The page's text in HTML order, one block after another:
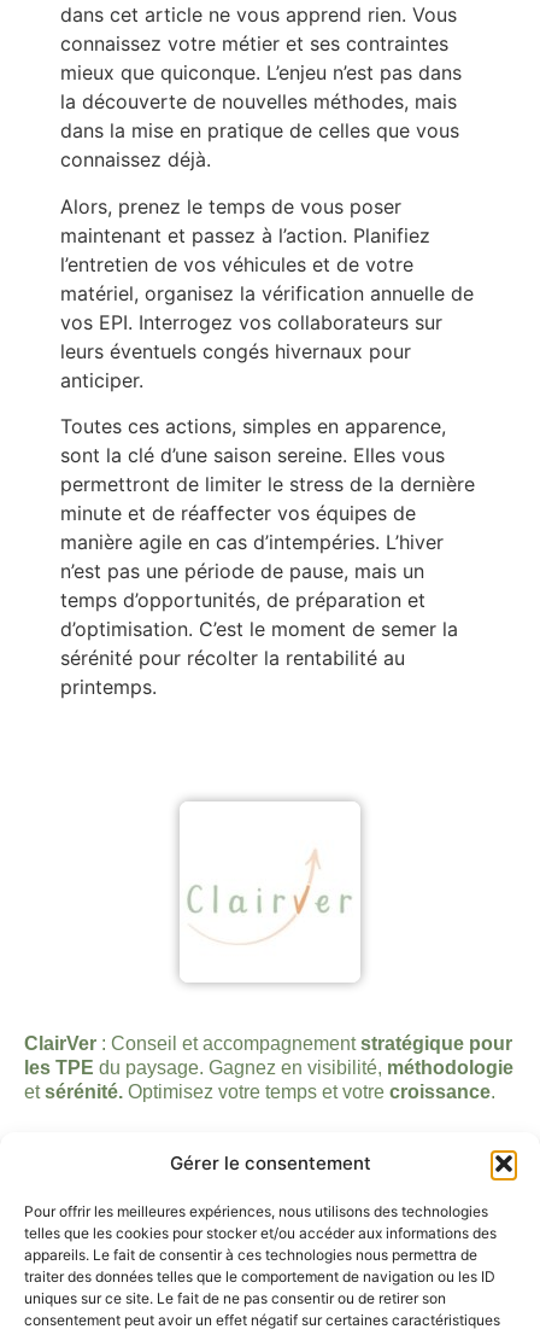
Gérer le consentement
Pour offrir les meilleures expériences, nous utilisons des technologies
telles que les cookies pour stocker et/ou accéder aux informations des
appareils. Le fait de consentir à ces technologies nous permettra de
traiter des données telles que le comportement de navigation ou les ID
uniques sur ce site. Le fait de ne pas consentir ou de retirer son
consentement peut avoir un effet négatif sur certaines caractéristiques
dans cet article ne vous apprend rien. Vous
connaissez votre métier et ses contraintes
mieux que quiconque. L’enjeu n’est pas dans
la découverte de nouvelles méthodes, mais
dans la mise en pratique de celles que vous
connaissez déjà.
Alors, prenez le temps de vous poser
maintenant et passez à l’action. Planifiez
l’entretien de vos véhicules et de votre
matériel, organisez la vérification annuelle de
vos EPI. Interrogez vos collaborateurs sur
leurs éventuels congés hivernaux pour
anticiper.
Toutes ces actions, simples en apparence,
sont la clé d’une saison sereine. Elles vous
permettront de limiter le stress de la dernière
minute et de réaffecter vos équipes de
manière agile en cas d’intempéries. L’hiver
n’est pas une période de pause, mais un
temps d’opportunités, de préparation et
d’optimisation. C’est le moment de semer la
sérénité pour récolter la rentabilité au
printemps.
ClairVer : Conseil et accompagnementstratégique pour
les TPE du paysage. Gagnez en visibilité, méthodologie
etsérénité. Optimisez votre temps et votre croissance.
Vous êtes entrepreneur
Vous êtes particulier
Contact
Blog